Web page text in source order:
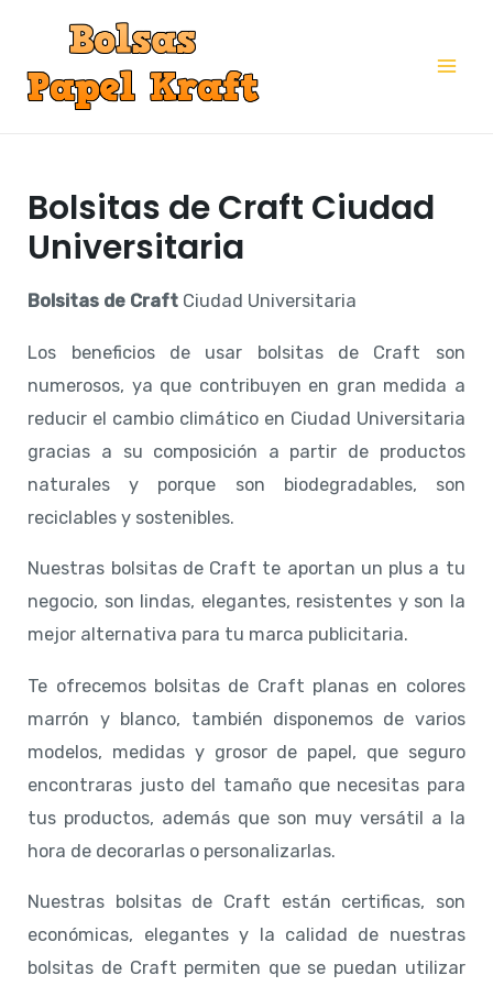
contenido
Bolsitas de Craft Ciudad
Universitaria
Bolsitas de Craft Ciudad Universitaria
Los beneficios de usar bolsitas de Craft son
numerosos, ya que contribuyen en gran medida a
reducir el cambio climático en Ciudad Universitaria
gracias a su composición a partir de productos
naturales y porque son biodegradables, son
reciclables y sostenibles.
Nuestras bolsitas de Craft te aportan un plus a tu
negocio, son lindas, elegantes, resistentes y son la
mejor alternativa para tu marca publicitaria.
Te ofrecemos bolsitas de Craft planas en colores
marrón y blanco, también disponemos de varios
modelos, medidas y grosor de papel, que seguro
encontraras justo del tamaño que necesitas para
tus productos, además que son muy versátil a la
hora de decorarlas o personalizarlas.
Nuestras bolsitas de Craft están certificas, son
económicas, elegantes y la calidad de nuestras
bolsitas de Craft permiten que se puedan utilizar